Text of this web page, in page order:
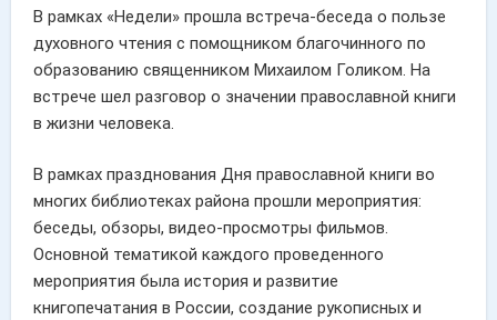
В рамках «Недели» прошла встреча-беседа о пользе
духовного чтения с помощником благочинного по
образованию священником Михаилом Голиком. На
встрече шел разговор о значении православной книги
в жизни человека.
В рамках празднования Дня православной книги во
многих библиотеках района прошли мероприятия:
беседы, обзоры, видео-просмотры фильмов.
Основной тематикой каждого проведенного
мероприятия была история и развитие
книгопечатания в России, создание рукописных и